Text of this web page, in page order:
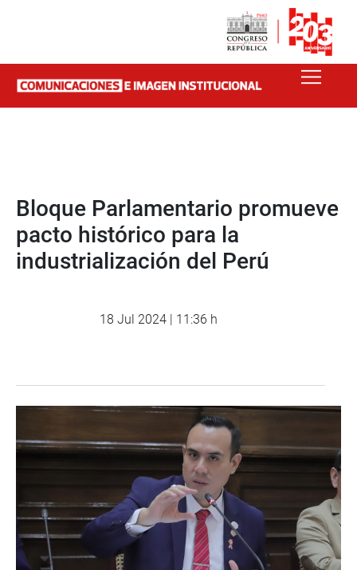
Bloque Parlamentario promueve
pacto histórico para la
industrialización del Perú
18 Jul 2024 | 11:36 h